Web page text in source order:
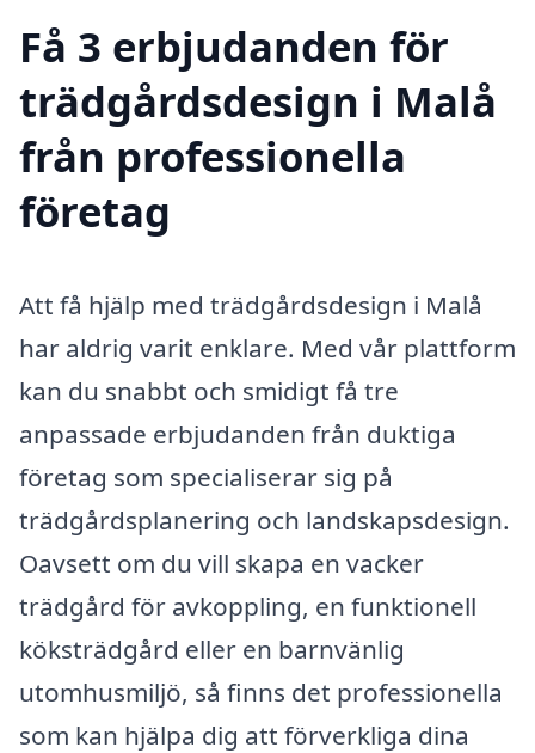
Få 3 erbjudanden för
trädgårdsdesign i Malå
från professionella
företag
Att få hjälp med trädgårdsdesign i Malå
har aldrig varit enklare. Med vår plattform
kan du snabbt och smidigt få tre
anpassade erbjudanden från duktiga
företag som specialiserar sig på
trädgårdsplanering och landskapsdesign.
Oavsett om du vill skapa en vacker
trädgård för avkoppling, en funktionell
köksträdgård eller en barnvänlig
utomhusmiljö, så finns det professionella
som kan hjälpa dig att förverkliga dina